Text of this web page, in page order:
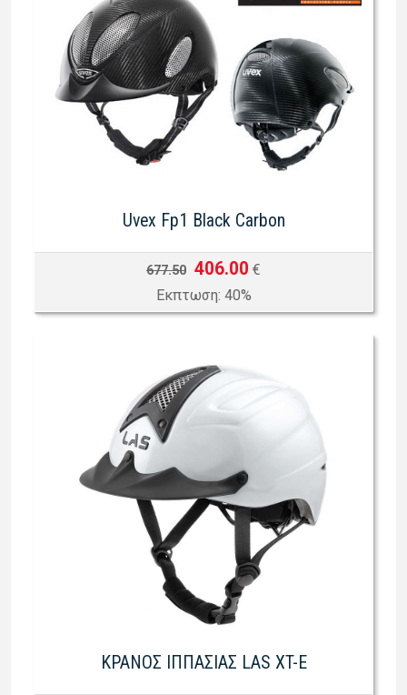
Uvex Fp1 Black Carbon
677.50 406.00 €
Eκπτωση: 40%
ΚΡΑΝΟΣ ΙΠΠΑΣΙΑΣ LAS XT-E